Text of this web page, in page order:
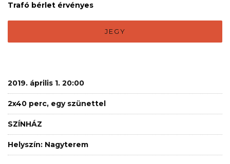
Trafó bérlet érvényes
JEGY
2019. április 1. 20:00
2x40 perc, egy szünettel
SZÍNHÁZ
Helyszín: Nagyterem